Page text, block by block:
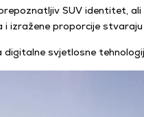
SUV identitet,
izražene proporcije
digitalne svjetlosne